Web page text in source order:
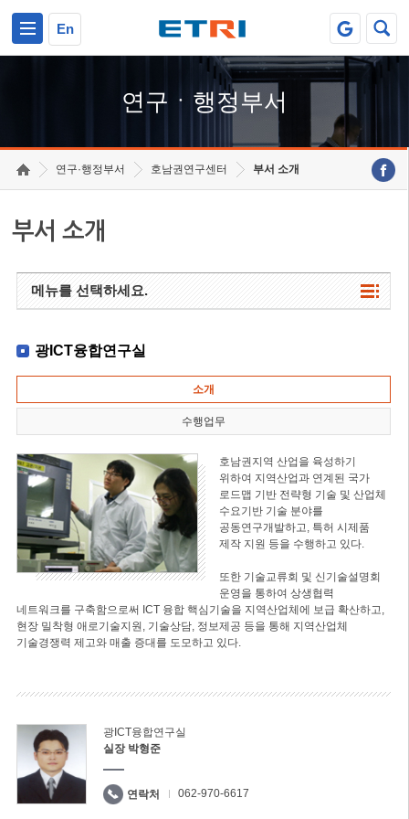
En
연구ㆍ행정부서
연구·행정부서 호남권연구센터 부서 소개
부서 소개
메뉴를 선택하세요.
광ICT융합연구실
소개
수행업무
호남권지역 산업을 육성하기
위하여 지역산업과 연계된 국가
로드맵 기반 전략형 기술 및 산업체
수요기반 기술 분야를
공동연구개발하고, 특허 시제품
제작 지원 등을 수행하고 있다.
또한 기술교류회 및 신기술설명회
운영을 통하여 상생협력
네트워크를 구축함으로써 ICT 융합 핵심기술을 지역산업체에 보급 확산하고,
현장 밀착형 애로기술지원, 기술상담, 정보제공 등을 통해 지역산업체
기술경쟁력 제고와 매출 증대를 도모하고 있다.
광ICT융합연구실
실장 박형준
연락처 062-970-6617